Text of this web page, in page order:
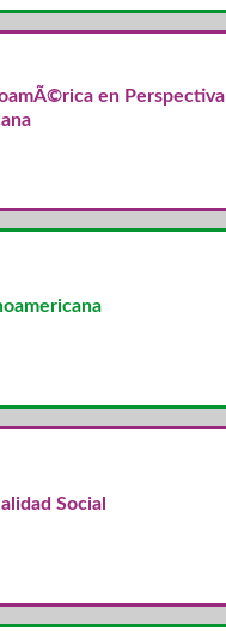
en Perspectiva
Social